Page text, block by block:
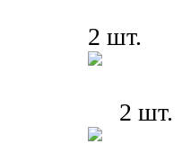
2 шт.
2 шт.